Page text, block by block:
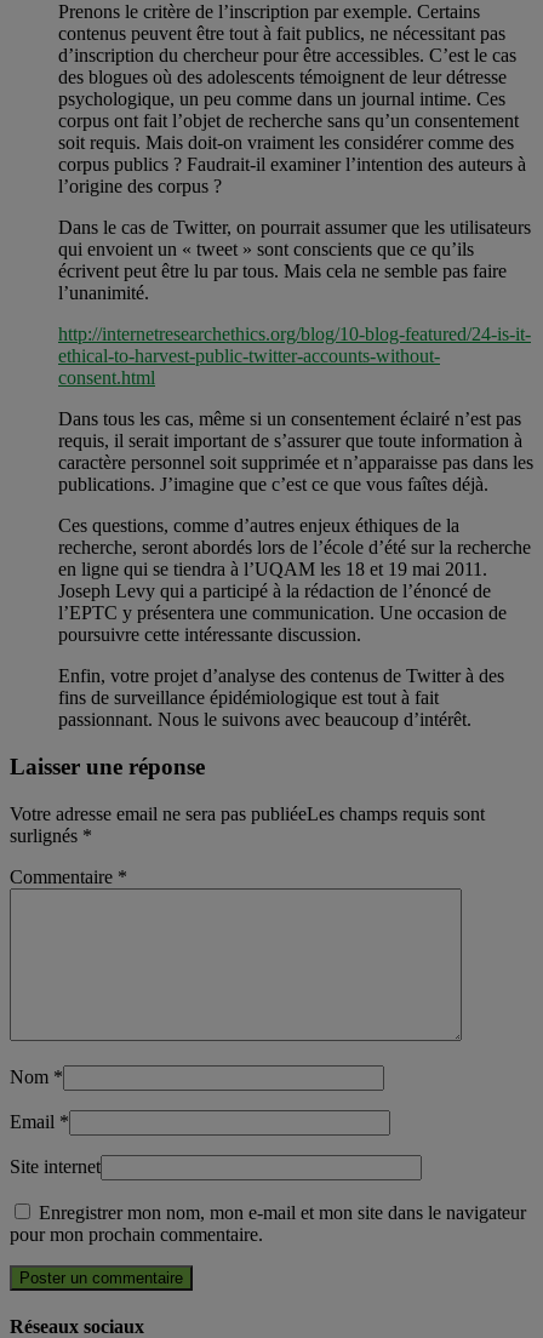
Prenons le critère de l’inscription par exemple. Certains
contenus peuvent être tout à fait publics, ne nécessitant pas
d’inscription du chercheur pour être accessibles. C’est le cas
des blogues où des adolescents témoignent de leur détresse
psychologique, un peu comme dans un journal intime. Ces
corpus ont fait l’objet de recherche sans qu’un consentement
soit requis. Mais doit-on vraiment les considérer comme des
corpus publics ? Faudrait-il examiner l’intention des auteurs à
l’origine des corpus ?
Dans le cas de Twitter, on pourrait assumer que les utilisateurs
qui envoient un « tweet » sont conscients que ce qu’ils
écrivent peut être lu par tous. Mais cela ne semble pas faire
l’unanimité.
http://internetresearchethics.org/blog/10-blog-featured/24-is-it-
ethical-to-harvest-public-twitter-accounts-without-
consent.html
Dans tous les cas, même si un consentement éclairé n’est pas
requis, il serait important de s’assurer que toute information à
caractère personnel soit supprimée et n’apparaisse pas dans les
publications. J’imagine que c’est ce que vous faîtes déjà.
Ces questions, comme d’autres enjeux éthiques de la
recherche, seront abordés lors de l’école d’été sur la recherche
en ligne qui se tiendra à l’UQAM les 18 et 19 mai 2011.
Joseph Levy qui a participé à la rédaction de l’énoncé de
l’EPTC y présentera une communication. Une occasion de
poursuivre cette intéressante discussion.
Enfin, votre projet d’analyse des contenus de Twitter à des
fins de surveillance épidémiologique est tout à fait
passionnant. Nous le suivons avec beaucoup d’intérêt.
Laisser une réponse
Votre adresse email ne sera pas publiéeLes champs requis sont
surlignés *
Commentaire *
Nom *
Email *
Site internet
Enregistrer mon nom, mon e-mail et mon site dans le navigateur
pour mon prochain commentaire.
Réseaux sociaux